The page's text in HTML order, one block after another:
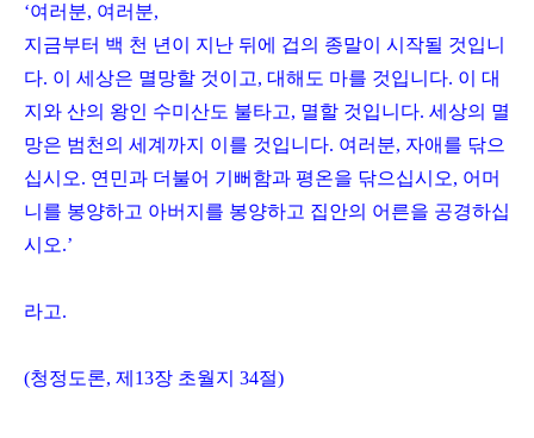
‘여러분, 여러분,
지금부터 백 천 년이 지난 뒤에 겁의 종말이 시작될 것입니
다. 이 세상은 멸망할 것이고, 대해도 마를 것입니다. 이 대
지와 산의 왕인 수미산도 불타고, 멸할 것입니다. 세상의 멸
망은 범천의 세계까지 이를 것입니다. 여러분, 자애를 닦으
십시오. 연민과 더불어 기뻐함과 평온을 닦으십시오, 어머
니를 봉양하고 아버지를 봉양하고 집안의 어른을 공경하십
시오.’
라고.
(청정도론, 제 13장 초월지 34절)